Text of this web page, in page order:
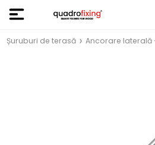
Șuruburi de terasă Ancorare laterală